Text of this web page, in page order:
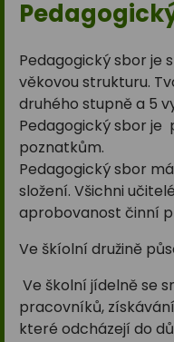
Pedagogický sbor je
věkovou strukturu.
druhého stupně a 5
Pedagogický sbor
poznatkům.
Pedagogický sbor
složení. Všichni
aprobovanost činní
Ve škíolní družině
Ve školní jídelně se
pracovníků,
které odcházejí do